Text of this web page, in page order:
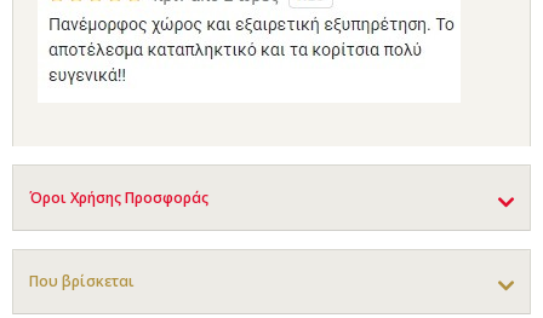
Όροι Χρήσης Προσφοράς
Που βρίσκεται